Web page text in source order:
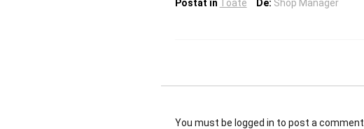
Postat în Toate De: Shop Manager
You must be logged in to post a comment.